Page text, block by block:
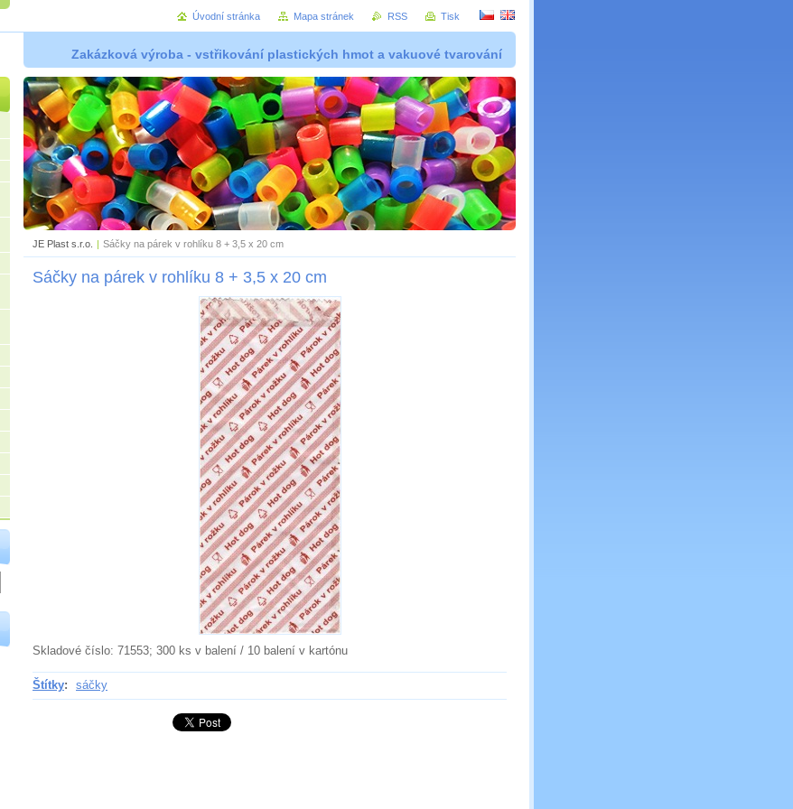
Zakázková výroba - vstřikování plastických hmot a vakuové tvarování
JE Plast s.r.o. | Sáčky na párek v rohlíku 8 + 3,5 x 20 cm
Sáčky na párek v rohlíku 8 + 3,5 x 20 cm
Skladové číslo: 71553; 300 ks v balení / 10 balení v kartónu
Štítky: sáčky
Úvodní stránka Mapa stránek RSS Tisk